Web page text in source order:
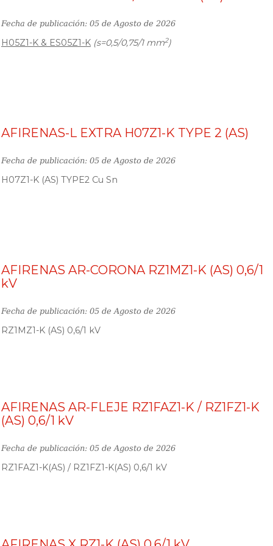
Fecha de publicación: 05 de Agosto de 2026
H05Z1-K & ES05Z1-K (s=0,5/0,75/1 mm2)
AFIRENAS-L EXTRA H07Z1-K TYPE 2 (AS)
Fecha de publicación: 05 de Agosto de 2026
H07Z1-K (AS) TYPE2 Cu Sn
AFIRENAS AR-CORONA RZ1MZ1-K (AS) 0,6/1
kV
Fecha de publicación: 05 de Agosto de 2026
RZ1MZ1-K (AS) 0,6/1 kV
AFIRENAS AR-FLEJE RZ1FAZ1-K / RZ1FZ1-K
(AS) 0,6/1 kV
Fecha de publicación: 05 de Agosto de 2026
RZ1FAZ1-K(AS) / RZ1FZ1-K(AS) 0,6/1 kV